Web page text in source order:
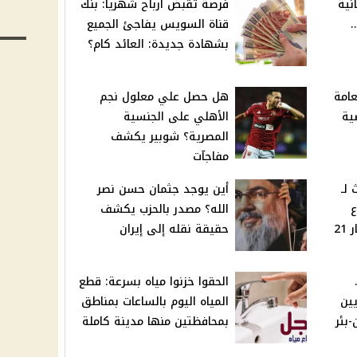
فرصة تقبض ارباح شهريا: بنك
قناة السويس يفاجئ الجميع
بشهادة جديدة: العائد كام؟
هل حصل علي معلول نجم
الأهلي على الجنسية
المصرية؟ شوبير يكشف
مفاجآت
لـ
"المركزي"؟ وهذا سعر عيار 21
أين يوجد جثمان حسن نصر
الله؟ مصدر بالحزب يكشف
حقيقة نقله إلى إيران
الحقوا خزنوا مياه بسرعة: قطع
المياه اليوم بالساعات بمناطق
بمحافظتين منها مدينة كاملة